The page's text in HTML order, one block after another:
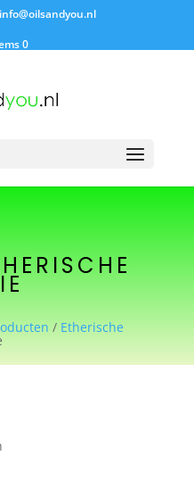
info@oilsandyou.nl
0
/ Etherische